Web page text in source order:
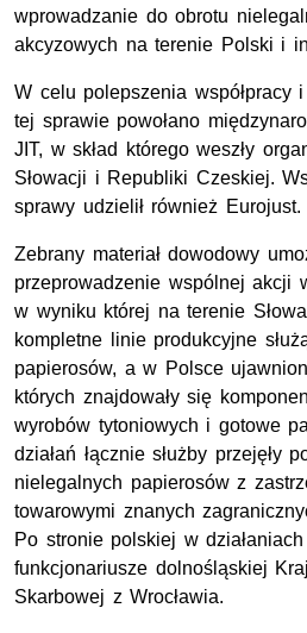
wprowadzanie do obrotu
akcyzowych na terenie Polski i
W celu polepszenia współpracy
tej sprawie powołano
JIT, w skład którego weszły
Słowacji i Republiki Czeskiej.
sprawy udzielił również Eurojust.
Zebrany materiał dowodowy
przeprowadzenie wspólnej akcji
w wyniku której na terenie
kompletne linie produkcyjne
papierosów, a w Polsce
których znajdowały się
wyrobów tytoniowych i gotowe
działań łącznie służby przejęły
nielegalnych papierosów z
towarowymi znanych
Po stronie polskiej w
funkcjonariusze dolnośląskiej
Skarbowej z Wrocławia.